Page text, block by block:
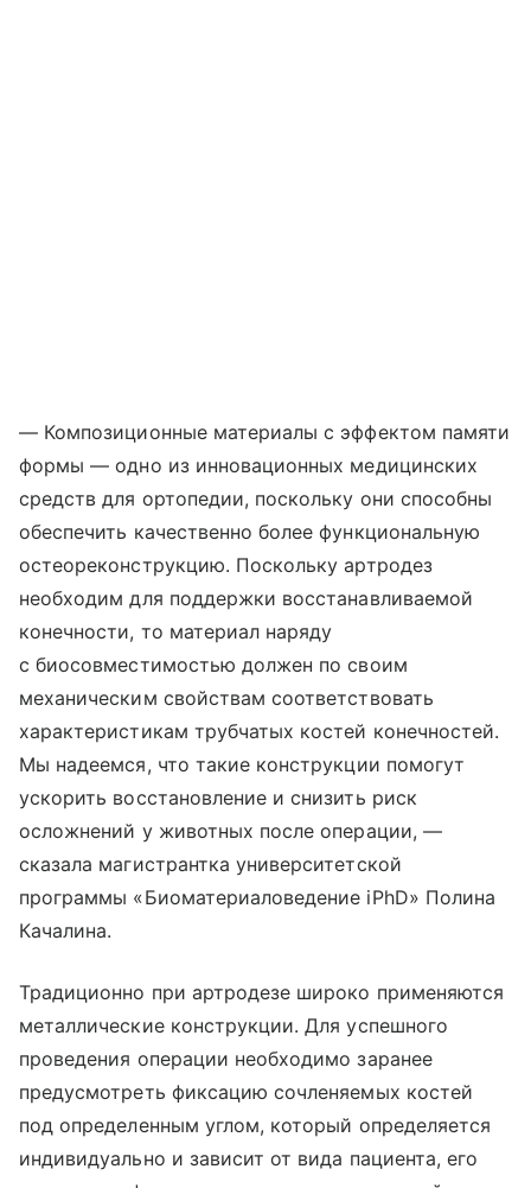
— Композиционные материалы с эффектом памяти
формы — одно из инновационных медицинских
средств для ортопедии, поскольку они способны
обеспечить качественно более функциональную
остеореконструкцию. Поскольку артродез
необходим для поддержки восстанавливаемой
конечности, то материал наряду
с биосовместимостью должен по своим
механическим свойствам соответствовать
характеристикам трубчатых костей конечностей.
Мы надеемся, что такие конструкции помогут
ускорить восстановление и снизить риск
осложнений у животных после операции, —
сказала магистрантка университетской
программы «Биоматериаловедение iPhD» Полина
Качалина.
Традиционно при артродезе широко применяются
металлические конструкции. Для успешного
проведения операции необходимо заранее
предусмотреть фиксацию сочленяемых костей
под определенным углом, который определяется
индивидуально и зависит от вида пациента, его